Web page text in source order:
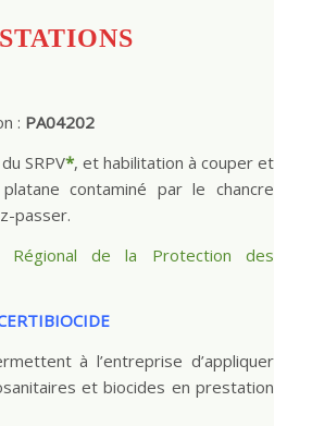
: PA04202
SRPV*, et habilitation à couper et
contaminé par le chancre
passer.
Régional de la Protection des
à l’entreprise d’appliquer
et biocides en prestation